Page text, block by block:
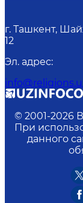
г. Ташкент,
12
Эл. адрес:
© 2001-2026
При
данного